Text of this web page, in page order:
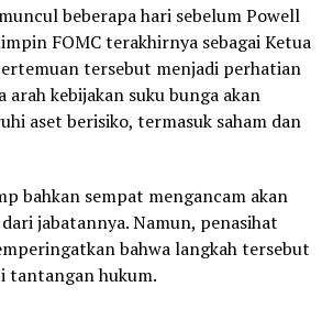
beberapa hari sebelum Powell
FOMC terakhirnya sebagai Ketua
tersebut menjadi perhatian
arah kebijakan suku bunga akan
aset berisiko, termasuk saham dan
bahkan sempat mengancam akan
jabatannya. Namun, penasihat
bahwa langkah tersebut
tantangan hukum.